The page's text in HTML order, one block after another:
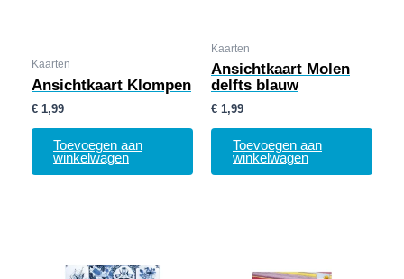
Kaarten
Ansichtkaart Klompen
€ 1,99
Toevoegen aan
winkelwagen
Kaarten
Ansichtkaart Molen
delfts blauw
€ 1,99
Toevoegen aan
winkelwagen